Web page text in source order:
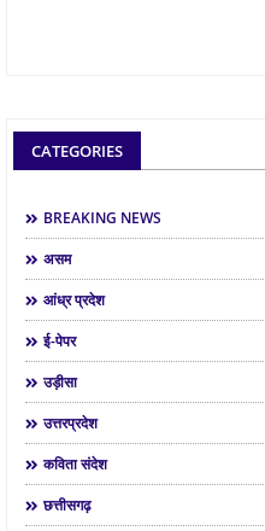
CATEGORIES
BREAKING NEWS
असम
आंध्र प्रदेश
ई-पेपर
उड़ीसा
उत्तरप्रदेश
कविता संदेश
छत्तीसगढ़